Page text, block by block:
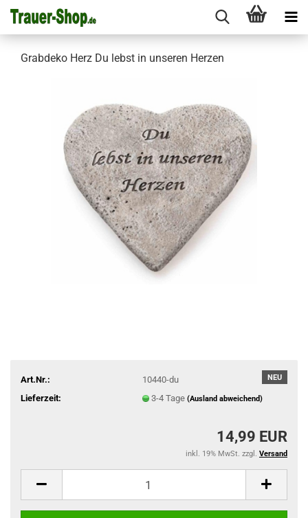
Grabdeko Herz Du lebst in unseren Herzen
NEU
Art.Nr.:
10440-du
Lieferzeit:
3-4 Tage (Ausland abweichend)
14,99 EUR
inkl. 19% MwSt. zzgl. Versand